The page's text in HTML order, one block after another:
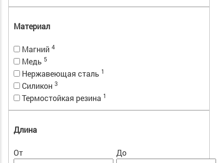
Материал
Магний 4
Медь 5
Нержавеющая сталь 1
Силикон 3
Термостойкая резина 1
Длина
От До